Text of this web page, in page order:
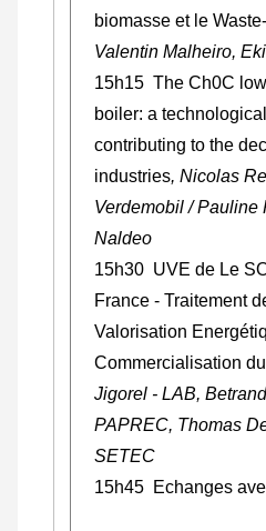
biomasse et le
Valentin Malheiro,
15h15 The Ch0C
boiler: a
contributing to the
industries, Nicolas
Verdemobil /Pauline
Naldeo
15h30 UVE de Le
France - Traitement
Valorisation
Commercialisation
Jigorel - LAB,
PAPREC, Thomas
SETEC
15h45 Echanges